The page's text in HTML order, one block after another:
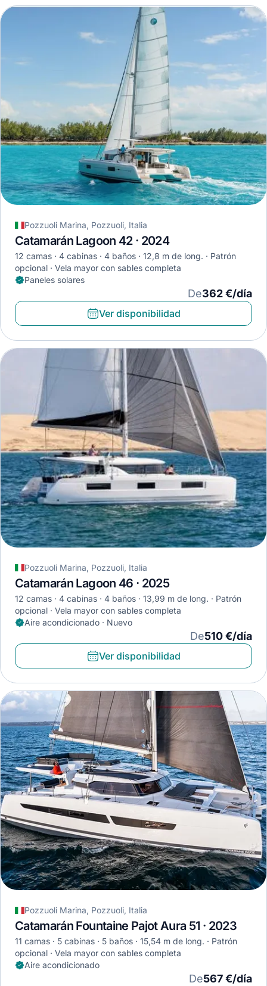
Pozzuoli Marina, Pozzuoli, Italia
Catamarán Lagoon 42 · 2024
12 camas 4 cabinas 4 baños 12,8 m de long.
Patrón
opcional
Vela mayor con sables completa
Paneles solares
De362 €/día
Ver disponibilidad
Pozzuoli Marina, Pozzuoli, Italia
Catamarán Lagoon 46 · 2025
12 camas 4 cabinas 4 baños 13,99 m de long.
Patrón
opcional
Vela mayor con sables completa
Aire acondicionado · Nuevo
De510 €/día
Ver disponibilidad
Pozzuoli Marina, Pozzuoli, Italia
Catamarán Fountaine Pajot Aura 51 · 2023
11 camas 5 cabinas 5 baños 15,54 m de long.
Patrón
opcional
Vela mayor con sables completa
Aire acondicionado
De567 €/día